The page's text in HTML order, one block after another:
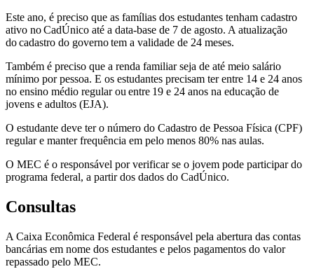
Este ano, é preciso que as famílias dos estudantes tenham cadastro
ativo no CadÚnico até a data-base de 7 de agosto. A atualização
do cadastro do governo tem a validade de 24 meses.
Também é preciso que a renda familiar seja de até meio salário
mínimo por pessoa. E os estudantes precisam ter entre 14 e 24 anos
no ensino médio regular ou entre 19 e 24 anos na educação de
jovens e adultos (EJA).
O estudante deve ter o número do Cadastro de Pessoa Física (CPF)
regular e manter frequência em pelo menos 80% nas aulas.
O MEC é o responsável por verificar se o jovem pode participar do
programa federal, a partir dos dados do CadÚnico.
Consultas
A Caixa Econômica Federal é responsável pela abertura das contas
bancárias em nome dos estudantes e pelos pagamentos do valor
repassado pelo MEC.